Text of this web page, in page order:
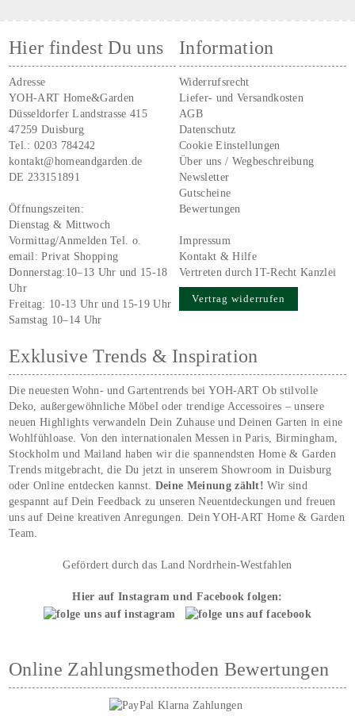
Hier findest Du uns
Adresse
YOH-ART Home&Garden
Düsseldorfer Landstrasse 415
47259 Duisburg
Tel.:0203 784242
kontakt@homeandgarden.de
DE 233151891
Öffnungszeiten:
Dienstag & Mittwoch
Vormittag/Anmelden Tel. o.
email:Privat Shopping
Donnerstag:10–13 Uhr und 15-18
Uhr
Freitag: 10-13 Uhr und 15-19 Uhr
Samstag 10–14 Uhr
Information
Widerrufsrecht
Liefer- und Versandkosten
AGB
Datenschutz
Cookie Einstellungen
Über uns / Wegbeschreibung
Newsletter
Gutscheine
Bewertungen
Impressum
Kontakt & Hilfe
Vertreten durch IT-Recht Kanzlei
Vertrag widerrufen
Exklusive Trends & Inspiration
Die neuesten Wohn- und Gartentrends bei YOH‑ART Ob stilvolle
Deko, außergewöhnliche Möbel oder trendige Accessoires – unsere
neuen Highlights verwandeln Dein Zuhause und Deinen Garten in eine
Wohlfühloase. Von den internationalen Messen in Paris, Birmingham,
Stockholm und Mailand haben wir die spannendsten Home & Garden
Trends mitgebracht, die Du jetzt in unserem Showroom in Duisburg
oder Online entdecken kannst. Deine Meinung zählt!Wir sind
gespannt auf Dein Feedback zu unseren Neuentdeckungen und freuen
uns auf Deine kreativen Anregungen. Dein YOH‑ART Home & Garden
Team.
Gefördert durch das Land Nordrhein-Westfahlen
Hier auf Instagram und Facebook folgen:
Online Zahlungsmethoden Bewertungen